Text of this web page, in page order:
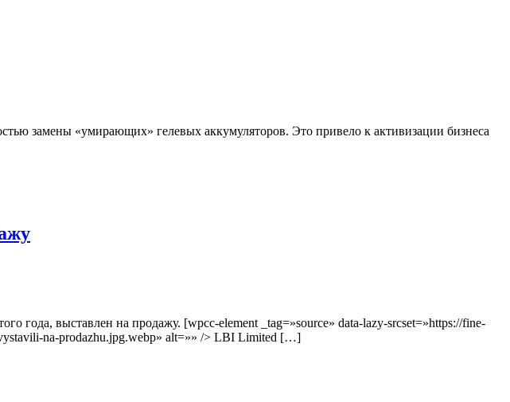
замены «умирающих» гелевых аккумуляторов. Это привело к активизации бизнеса
года, выставлен на продажу. [wpcc-element _tag=»source» data-lazy-srcset=»https://fine-
na-prodazhu.jpg.webp» alt=»» /> LBI Limited […]